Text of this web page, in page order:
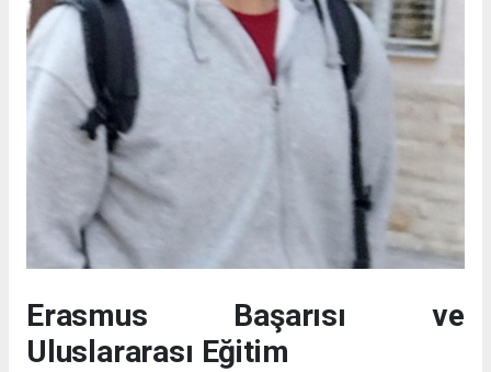
Erasmus Başarısı ve
Uluslararası Eğitim